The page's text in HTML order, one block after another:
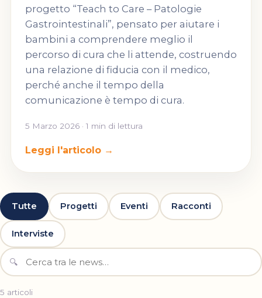
progetto “Teach to Care – Patologie
Gastrointestinali”, pensato per aiutare i
bambini a comprendere meglio il
percorso di cura che li attende, costruendo
una relazione di fiducia con il medico,
perché anche il tempo della
comunicazione è tempo di cura.
5 Marzo 2026 · 1 min di lettura
Leggi l'articolo →
Tutte Progetti Eventi Racconti
Interviste
🔍
5 articoli